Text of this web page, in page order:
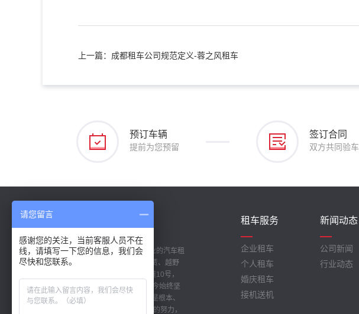
上一篇：成都租车公司规范定义-蓉之风租车
预订车辆
提前为您预留
签订合同
双方共同验车
关于我们
成都蓉之风汽车租赁公司是成都专业的汽车租
赁公司，主营:汽车租赁、商务车租赁、越野
车租赁、婚车租赁等。位于青羊大道10号，
成立于 2010年 1月。公司从创立至今始终坚
持“客户是生命、安全是保障、服务是根本、
专业铸品质” 的经营理念，经过多年的努力，
租车服务
企业租车
个人租车
婚庆租车
接机送机
新闻动态
公司新闻
行业动态
请您留言
感谢您的关注，当前客服人员不在
线，请填写一下您的信息，我们会
尽快和您联系。